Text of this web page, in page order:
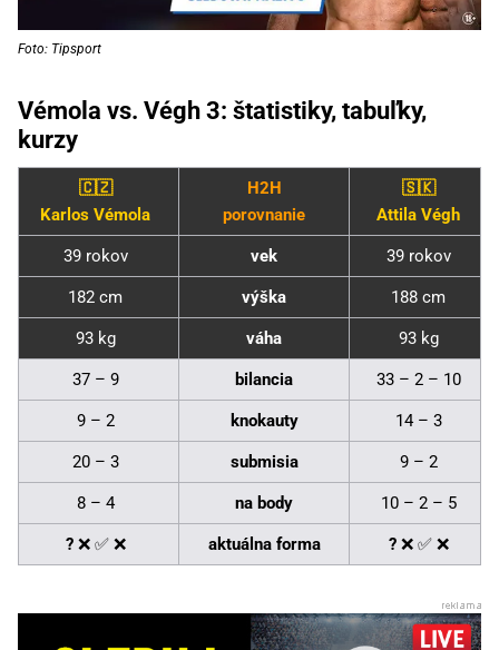
Foto: Tipsport
Vémola vs. Végh 3: štatistiky, tabuľky,
kurzy
🇨🇿
Karlos Vémola
H2H
porovnanie
🇸🇰
Attila Végh
39 rokov vek 39 rokov
182 cm výška 188 cm
93 kg váha 93 kg
37 – 9 bilancia 33 – 2 – 10
9 – 2 knokauty 14 – 3
20 – 3 submisia 9 – 2
8 – 4 na body 10 – 2 – 5
?❌ ✅ ❌ aktuálna forma ?❌ ✅ ❌